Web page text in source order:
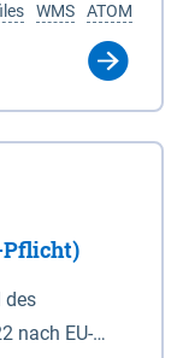
2), 2.
im
89) mit
Abbildung
dargestellt
ATOM
WMS
Pflicht)
des
nach EU-